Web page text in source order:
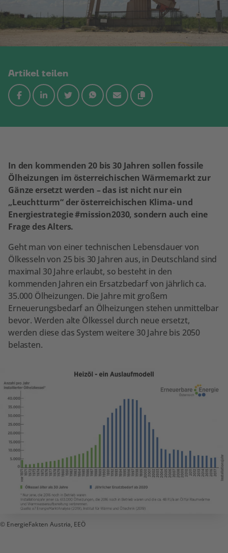
Artikel teilen
In den kommenden 20 bis 30 Jahren sollen fossile
Ölheizungen im österreichischen Wärmemarkt zur
Gänze ersetzt werden – das ist nicht nur ein
„Leuchtturm“ der österreichischen Klima- und
Energiestrategie #mission2030, sondern auch eine
Frage des Alters.
Geht man von einer technischen Lebensdauer von
Ölkesseln von 25 bis 30 Jahren aus, in Deutschland sind
maximal 30 Jahre erlaubt, so besteht in den
kommenden Jahren ein Ersatzbedarf von jährlich ca.
35.000 Ölheizungen. Die Jahre mit großem
Erneuerungsbedarf an Ölheizungen stehen unmittelbar
bevor. Werden alte Ölkessel durch neue ersetzt,
werden diese das System weitere 30 Jahre bis 2050
belasten.
EnergieFakten Austria, EEÖ